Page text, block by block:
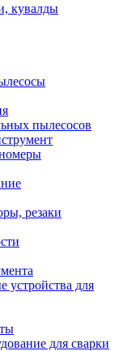
кувалды
пылесосов
резаки
устройства для
для сварки